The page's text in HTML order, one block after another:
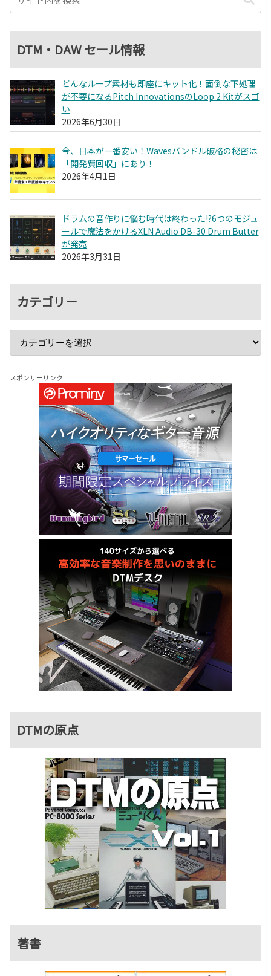
DTM・DAW セール情報
どんなループ素材も即座にキット化！面倒な下処理
が不要になるPitch InnovationsのLoop 2 Kitがスゴ
い
2026年6月30日
今、日本が一番安い！Wavesバンドル破格の秘密は
「開発費回収」にあり！
2026年4月1日
ドラムの音作りに悩む時代は終わった!?6つのモジュ
ールで魔法をかけるXLN Audio DB-30 Drum Butter
が発売
2026年3月31日
カテゴリー
スポンサーリンク
DTMの原点
著書